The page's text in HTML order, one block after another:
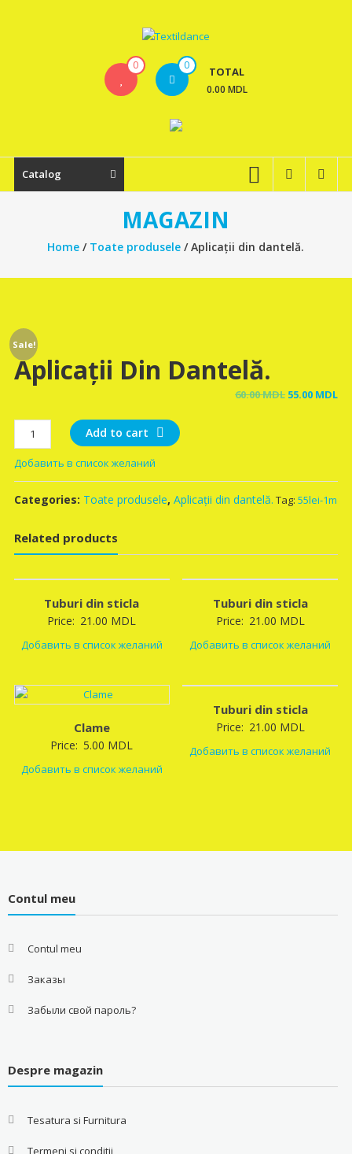
Textildance.md
0 0 TOTAL
0.00 MDL
Catalog
MAGAZIN
Home / Toate produsele / Aplicații din dantelă.
Sale!
Aplicații Din Dantelă.
60.00MDL Original
55.00 MDL
Aplicații
din
dantelă.
quantity
Add to cart
Добавить в список желаний
Categories: Toate produsele, Aplicații din dantelă. Tag: 55lei-1m
Related products
Tuburi din sticla
Price: 21.00 MDL
Добавить в список желаний
Tuburi din sticla
Price: 21.00 MDL
Добавить в список желаний
Clame
Price: 5.00 MDL
Добавить в список желаний
Tuburi din sticla
Price: 21.00 MDL
Добавить в список желаний
Contul meu
Contul meu
Заказы
Забыли свой пароль?
Despre magazin
Tesatura si Furnitura
Termeni si conditii